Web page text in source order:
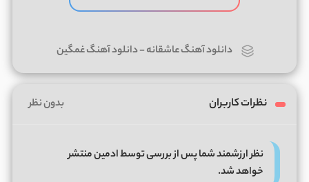
دانلود آهنگ عاشقانه-دانلود آهنگ غمگین
نظرات کاربران بدون نظر
نظر ارزشمند شما پس از بررسی توسط ادمین منتشر
خواهد شد.